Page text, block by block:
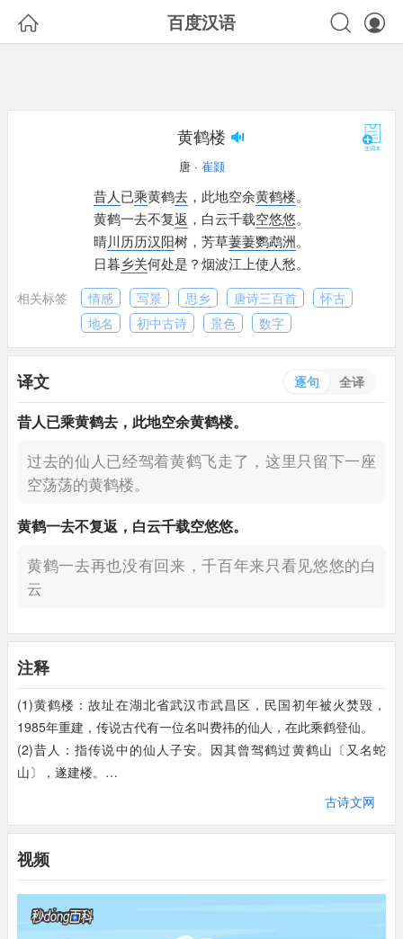
 百度汉语 

黄鹤楼
唐 · 崔颢
昔人已乘黄鹤去 ， 此地空余黄鹤楼。
黄鹤一去不复返 ， 白云千载空悠悠。
晴川历历汉阳树， 芳草萋萋鹦鹉洲。
日暮乡关何处是？烟波江上使人愁。
相关标签 情感 写景 思乡 唐诗三百首
怀古
地名
初中古诗 景色 数字
译文 逐句 全译
昔人已乘黄鹤去 ， 此地空余黄鹤楼。
过去的仙人已经驾着黄鹤飞走了， 这里只留下一座
空荡荡的黄鹤楼。
黄鹤一去不复返 ， 白云千载空悠悠。
黄鹤一去再也没有回来，千百年来只看见悠悠的白
云
晴川历历汉阳树，芳草萋萋鹦鹉洲。
阳光照耀下的汉阳树木清晰可见，
碧绿的芳草覆盖。
日暮乡关何处是？烟波江上使人愁。
天色已晚，眺望远方，故乡在哪儿呢？
注释
(1)黄鹤楼：故址在湖北省武汉市武昌区，民国初年被火焚毁，
1985年重建，传说古代有一位名叫费祎的仙人，在此乘鹤登仙。
(2)昔人：指传说中的仙人子安。因其曾驾鹤过黄鹤山〔又名蛇
山〕，遂建楼。
(5)空：只。
(6)返：通返，返回。
(7)空悠悠：深，大的意思
(8)悠悠：飘荡的样子。
(9)川：平原。
古诗文网
视频